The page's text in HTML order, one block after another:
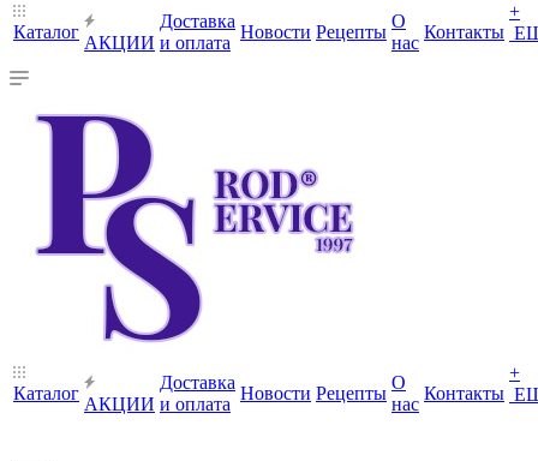
Каталог
АКЦИИ
Доставка
и оплата
Новости Рецепты
О
нас
Контакты
+
Каталог
АКЦИИ
Доставка
и оплата
Новости Рецепты
О
нас
Контакты
+